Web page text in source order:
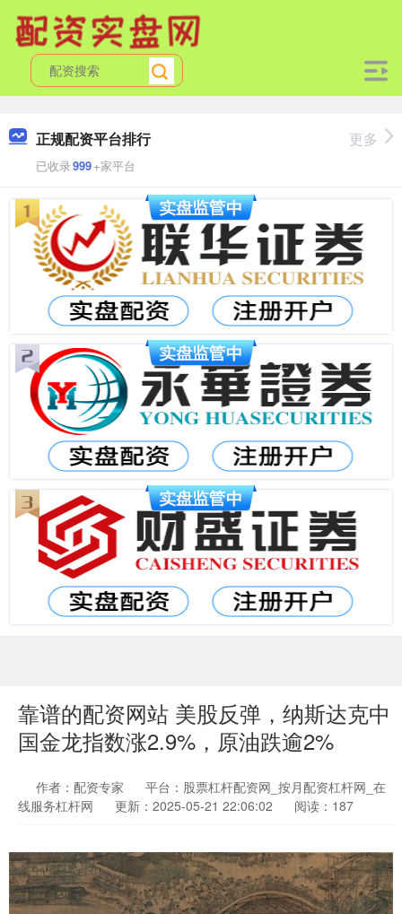
正规配资平台排行
已收录999+家平台
更多
靠谱的配资网站 美股反弹，纳斯达克中
国金龙指数涨2.9%，原油跌逾2%
作者：配资专家
平台：股票杠杆配资网_按月配资杠杆网_在
线服务杠杆网
更新：2025-05-21 22:06:02 阅读：187